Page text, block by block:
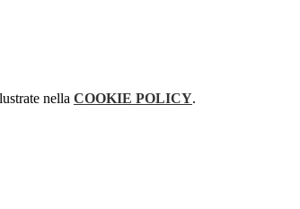
nella COOKIE POLICY.